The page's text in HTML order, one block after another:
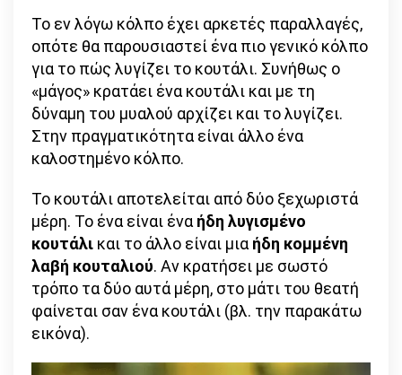
Το εν λόγω κόλπο έχει αρκετές παραλλαγές,
οπότε θα παρουσιαστεί ένα πιο γενικό κόλπο
για το πώς λυγίζει το κουτάλι. Συνήθως ο
«μάγος» κρατάει ένα κουτάλι και με τη
δύναμη του μυαλού αρχίζει και το λυγίζει.
Στην πραγματικότητα είναι άλλο ένα
καλοστημένο κόλπο.
Το κουτάλι αποτελείται από δύο ξεχωριστά
μέρη. Το ένα είναι ένα ήδη λυγισμένο
κουτάλι και το άλλο είναι μια ήδη κομμένη
λαβή κουταλιού. Αν κρατήσει με σωστό
τρόπο τα δύο αυτά μέρη, στο μάτι του θεατή
φαίνεται σαν ένα κουτάλι (βλ. την παρακάτω
εικόνα).